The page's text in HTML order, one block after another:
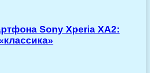
Sony Xperia XA2: